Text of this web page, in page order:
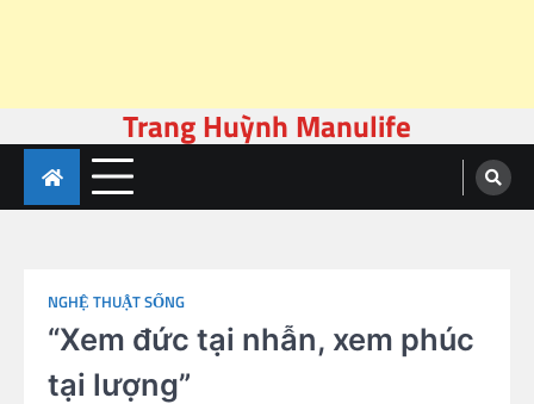
to
content
Trang Huỳnh Manulife
NGHỆ THUẬT SỐNG
“Xem đức tại nhẫn, xem phúc
tại lượng”